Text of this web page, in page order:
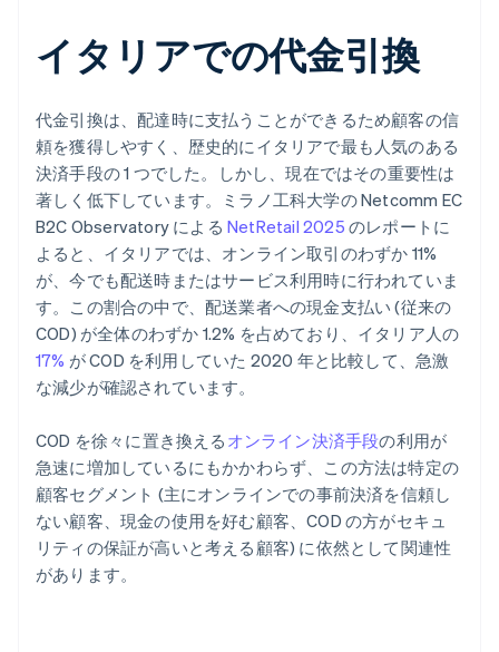
イタリアでの代金引換
代金引換は、配達時に支払うことができるため顧客の信
頼を獲得しやすく、歴史的にイタリアで最も人気のある
決済手段の 1 つでした。しかし、現在ではその重要性は
著しく低下しています。ミラノ工科大学の Netcomm EC
B2C Observatory による NetRetail 2025 のレポートに
よると、イタリアでは、オンライン取引のわずか 11%
が、今でも配送時またはサービス利用時に行われていま
す。この割合の中で、配送業者への現金支払い (従来の
COD) が全体のわずか 1.2% を占めており、イタリア人の
17% が COD を利用していた 2020 年と比較して、急激
な減少が確認されています。
COD を徐々に置き換える オンライン決済手段の利用が
急速に増加しているにもかかわらず、この方法は特定の
顧客セグメント (主にオンラインでの事前決済を信頼し
ない顧客、現金の使用を好む顧客、COD の方がセキュ
リティの保証が高いと考える顧客) に依然として関連性
があります。